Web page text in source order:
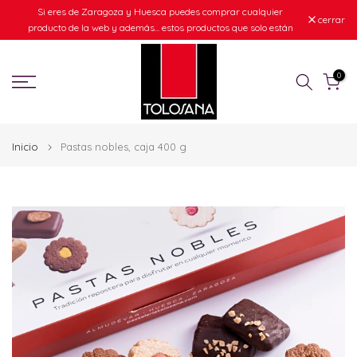
Si eres de Zaragoza y Huesca puedes comprar cualquier
producto de la web y además... estos productos que solo están
disponibles en estas regiones.
cerrar
0
Inicio Pastas nobles, caja 400 g